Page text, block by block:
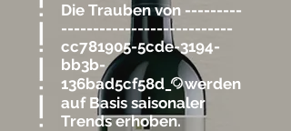
Die Trauben von ---------
---------------------------
cc781905-5cde-3194-
bb3b-
136bad5cf58d_@werden
auf Basis saisonaler
Trends erhoben.